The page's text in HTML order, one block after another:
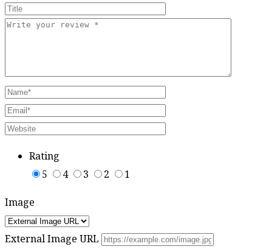
Rating
5
4 3 2
1
Image
External Image URL